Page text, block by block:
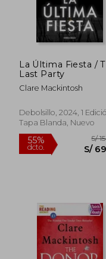
55%
dcto.
La Última Fiesta /
Last Party
Clare Mackintosh
Debolsillo, 2024, 1
Tapa Blanda, Nuevo